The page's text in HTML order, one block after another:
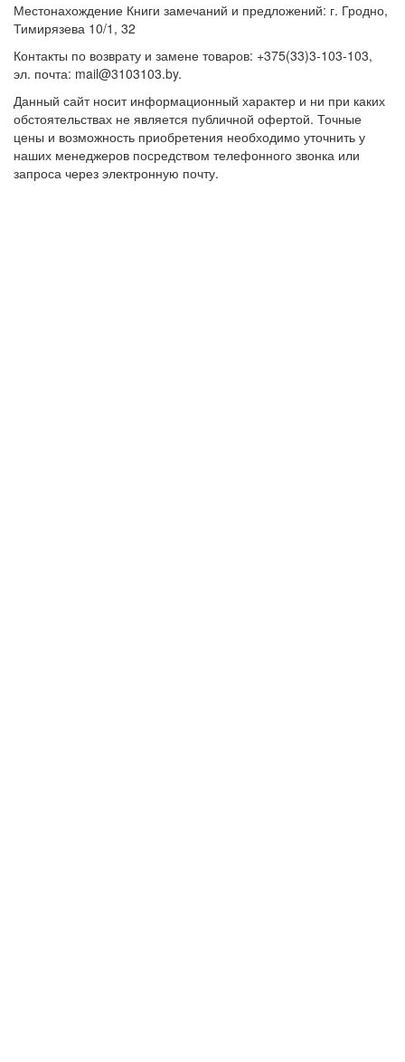
Местонахождение Книги замечаний и предложений: г. Гродно,
Тимирязева 10/1, 32
Контакты по возврату и замене товаров: +375(33)3-103-103,
эл. почта: mail@3103103.by.
Данный сайт носит информационный характер и ни при каких
обстоятельствах не является публичной офертой. Точные
цены и возможность приобретения необходимо уточнить у
наших менеджеров посредством телефонного звонка или
запроса через электронную почту.